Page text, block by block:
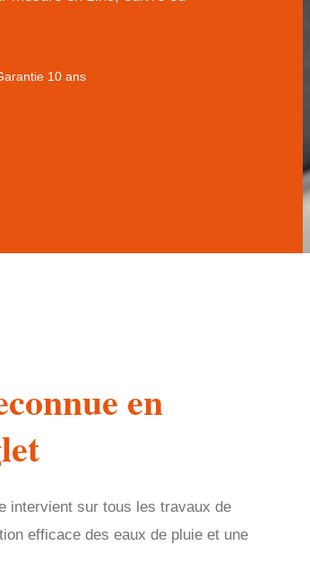
10 ans
en
intervient sur tous les travaux de
efficace des eaux de pluie et une